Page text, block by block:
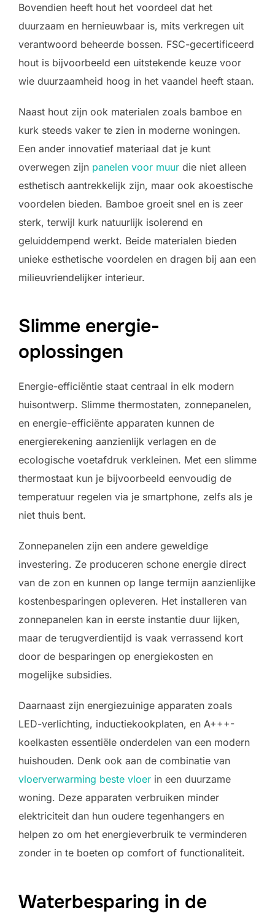
Bovendien heeft hout het voordeel dat het
duurzaam en hernieuwbaar is, mits verkregen uit
verantwoord beheerde bossen. FSC-gecertificeerd
hout is bijvoorbeeld een uitstekende keuze voor
wie duurzaamheid hoog in het vaandel heeft staan.
Naast hout zijn ook materialen zoals bamboe en
kurk steeds vaker te zien in moderne woningen.
Een ander innovatief materiaal dat je kunt
overwegen zijn panelen voor muur die niet alleen
esthetisch aantrekkelijk zijn, maar ook akoestische
voordelen bieden. Bamboe groeit snel en is zeer
sterk, terwijl kurk natuurlijk isolerend en
geluiddempend werkt. Beide materialen bieden
unieke esthetische voordelen en dragen bij aan een
milieuvriendelijker interieur.
Slimme energie-
oplossingen
Energie-efficiëntie staat centraal in elk modern
huisontwerp. Slimme thermostaten, zonnepanelen,
en energie-efficiënte apparaten kunnen de
energierekening aanzienlijk verlagen en de
ecologische voetafdruk verkleinen. Met een slimme
thermostaat kun je bijvoorbeeld eenvoudig de
temperatuur regelen via je smartphone, zelfs als je
niet thuis bent.
Zonnepanelen zijn een andere geweldige
investering. Ze produceren schone energie direct
van de zon en kunnen op lange termijn aanzienlijke
kostenbesparingen opleveren. Het installeren van
zonnepanelen kan in eerste instantie duur lijken,
maar de terugverdientijd is vaak verrassend kort
door de besparingen op energiekosten en
mogelijke subsidies.
Daarnaast zijn energiezuinige apparaten zoals
LED-verlichting, inductiekookplaten, en A+++-
koelkasten essentiële onderdelen van een modern
huishouden. Denk ook aan de combinatie van
vloerverwarming beste vloer in een duurzame
woning. Deze apparaten verbruiken minder
elektriciteit dan hun oudere tegenhangers en
helpen zo om het energieverbruik te verminderen
zonder in te boeten op comfort of functionaliteit.
Waterbesparing in de